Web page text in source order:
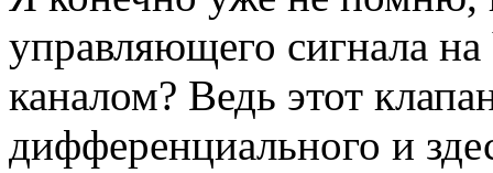
управляющего сигнала
каналом? Ведь этот
дифференциального и